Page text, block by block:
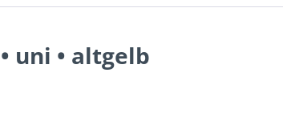
uni • altgelb